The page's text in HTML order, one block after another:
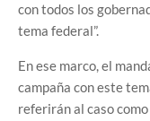
con todos los
tema federal”.
En ese marco, el
campaña con este
referirán al caso como